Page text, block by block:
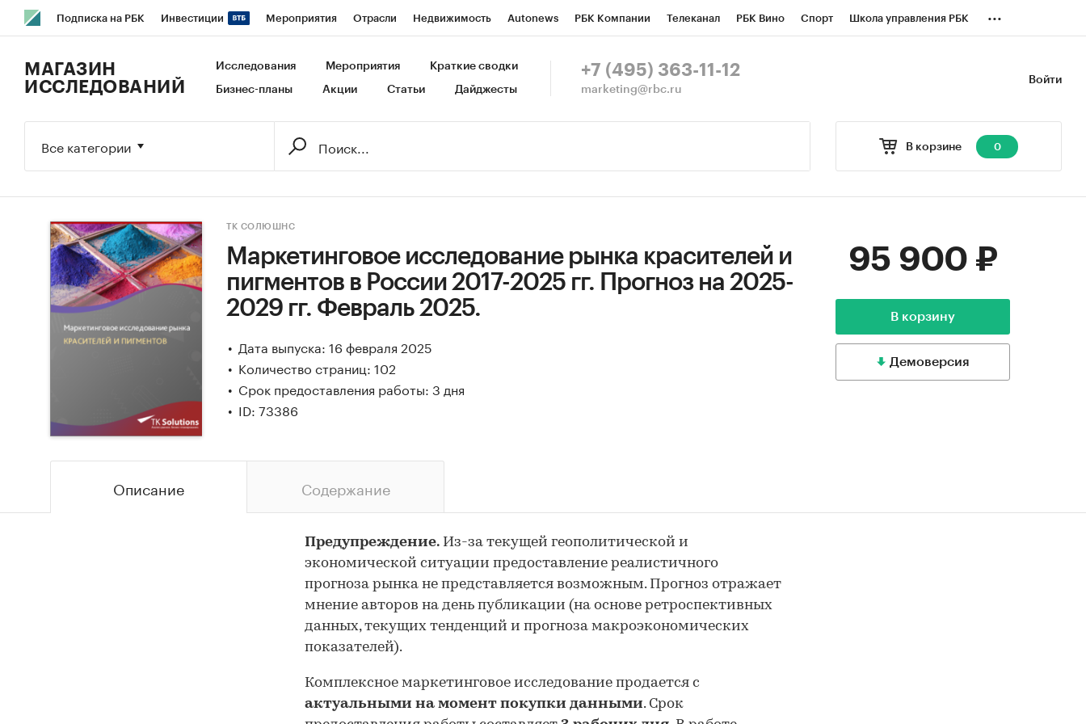
Подписка на РБК Инвестиции Мероприятия Отрасли Недвижимость Autonews РБК Компании Телеканал РБК Вино Спорт Школа управления РБК
Исследования Кредитные рейтинги Франшизы Газета Спецпроекты СПб Конференции СПб Спецпроекты
...
Войти
МАГАЗИН
ИССЛЕДОВАНИЙ
Исследования Мероприятия Краткие сводки
Бизнес-планы Акции Статьи Дайджесты
+7 (495) 363-11-12
marketing@rbc.ru
В корзине 0
Все категории
ТК СОЛЮШНС
Маркетинговое исследование рынка красителей и
пигментов в России 2017-2025 гг. Прогноз на 2025-
2029 гг. Февраль 2025.
Дата выпуска: 16 февраля 2025
Количество страниц: 102
Срок предоставления работы: 3 дня
ID: 73386
95 900 ₽
В корзину
Демоверсия
Описание Содержание
Предупреждение. Из-за текущей геополитической и
экономической ситуации предоставление реалистичного
прогноза рынка не представляется возможным. Прогноз отражает
мнение авторов на день публикации (на основе ретроспективных
данных, текущих тенденций и прогноза макроэкономических
показателей).
Комплексное маркетинговое исследование продается с
актуальными на момент покупки данными. Срок